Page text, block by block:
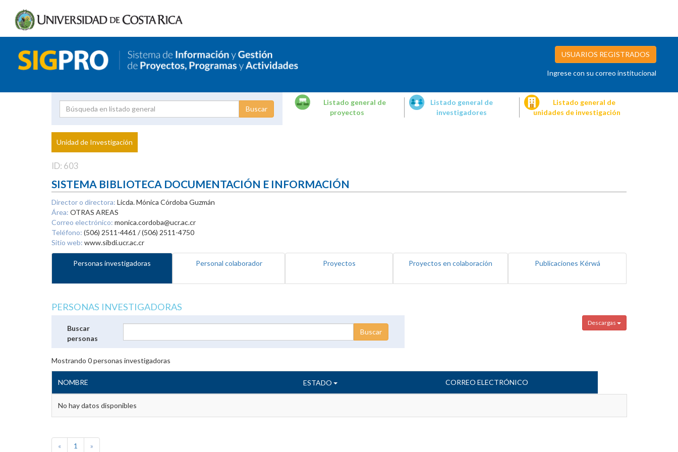
USUARIOS REGISTRADOS
Ingrese con su correo institucional
Proyecto
Investigador
Listado general de
proyectos
Listado general de
investigadores
Listado general de
unidades de investigación
Unidad de Investigación
ID: 603
SISTEMA BIBLIOTECA DOCUMENTACIÓN E INFORMACIÓN
Director o directora: Licda. Mónica Córdoba Guzmán
Área: OTRAS AREAS
Correo electrónico: monica.cordoba@ucr.ac.cr
Teléfono: (506) 2511-4461 / (506) 2511-4750
Sitio web: www.sibdi.ucr.ac.cr
Personas investigadoras Personal colaborador Proyectos Proyectos en colaboración Publicaciones Kérwá
PERSONAS INVESTIGADORAS
Descargas
Buscar
personas
Mostrando 0personas investigadoras
NOMBRE ESTADO CORREO ELECTRÓNICO
No hay datos disponibles
« 1 »